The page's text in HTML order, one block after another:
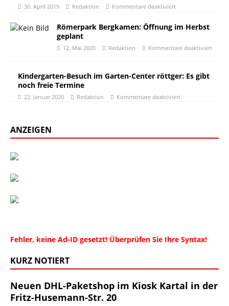
30. April 2019 Redaktion Kommentare deaktiviert
Römerpark Bergkamen: Öffnung im Herbst
geplant
12. Mai 2020 Redaktion Kommentare deaktiviert
Kindergarten-Besuch im Garten-Center röttger: Es gibt
noch freie Termine
22. Januar 2020 Redaktion Kommentare deaktiviert
ANZEIGEN
Fehler, keine Ad-ID gesetzt! Überprüfen Sie Ihre Syntax!
KURZ NOTIERT
Neuen DHL-Paketshop im Kiosk Kartal in der
Fritz-Husemann-Str. 20